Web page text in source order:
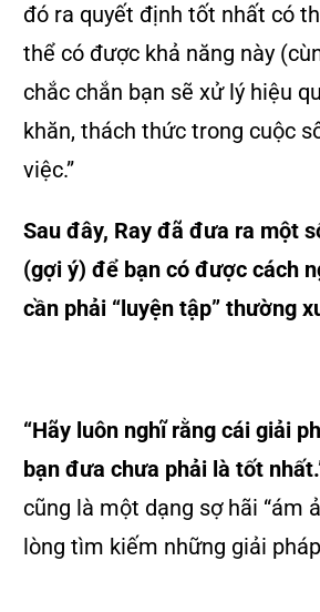
đó ra quyết định tốt nhất có
thể có được khả năng này
chắc chắn bạn sẽ xử lý hiệu
khăn, thách thức trong cuộc
việc.”
Sau đây, Ray đã đưa ra một
(gợi ý) để bạn có được cách
cần phải “luyện tập” thường
“Hãy luôn nghĩ rằng cái giải
bạn đưa chưa phải là tốt
cũng là một dạng sợ hãi “ám
lòng tìm kiếm những giải